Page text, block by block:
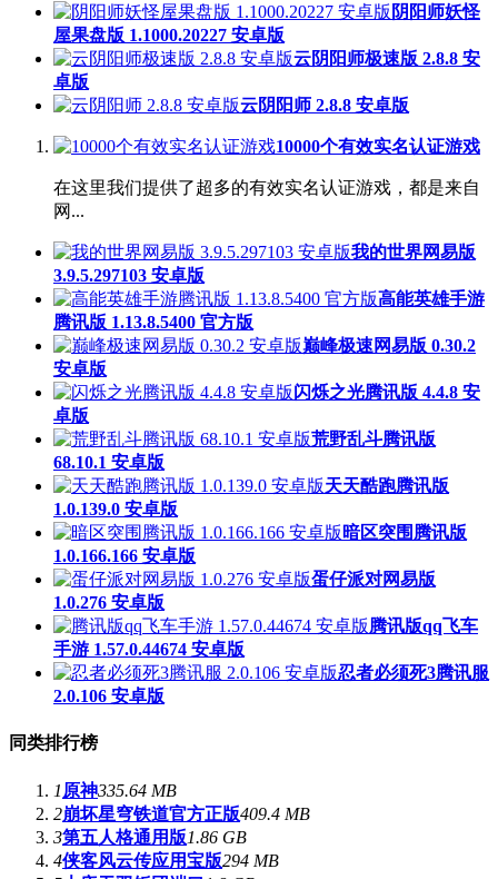
阴阳师妖怪
屋果盘版 1.1000.20227 安卓版
云阴阳师极速版 2.8.8 安
卓版
云阴阳师 2.8.8 安卓版
10000个有效实名认证游戏
在这里我们提供了超多的有效实名认证游戏，都是来自
网...
我的世界网易版
3.9.5.297103 安卓版
高能英雄手游
腾讯版 1.13.8.5400 官方版
巅峰极速网易版 0.30.2
安卓版
闪烁之光腾讯版 4.4.8 安
卓版
荒野乱斗腾讯版
68.10.1 安卓版
天天酷跑腾讯版
1.0.139.0 安卓版
暗区突围腾讯版
1.0.166.166 安卓版
蛋仔派对网易版
1.0.276 安卓版
腾讯版qq飞车
手游 1.57.0.44674 安卓版
忍者必须死3腾讯服
2.0.106 安卓版
同类排行榜
1 原神335.64 MB
2崩坏星穹铁道官方正版409.4 MB
3第五人格通用版1.86 GB
4侠客风云传应用宝版294 MB